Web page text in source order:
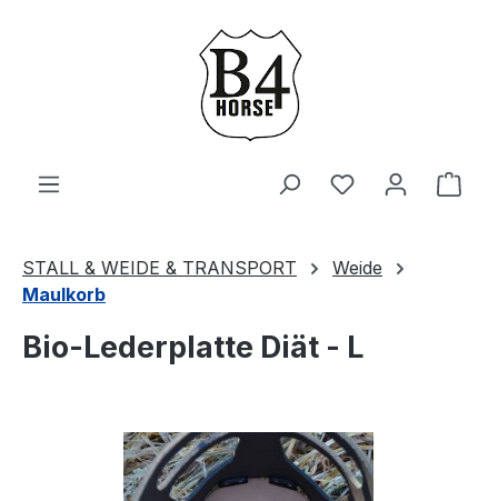
Zum Hauptinhalt springen
Du hast 0
STALL & WEIDE & TRANSPORT
Weide
Maulkorb
Bio-Lederplatte Diät - L